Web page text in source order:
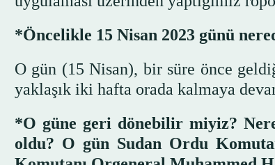
*Öncelikle 15 Nisan 2023 günü
O gün (15 Nisan), bir süre önce
yaklaşık iki hafta orada kalmaya
*O güne geri dönebilir miyiz?
oldu? O gün Sudan Ordu